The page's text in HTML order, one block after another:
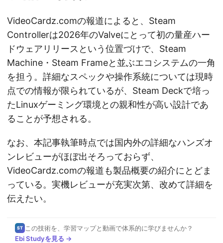
VideoCardz.comの報道によると、Steam
Controllerは2026年のValveにとって初の量産ハー
ドウェアリリースという位置づけで、Steam
Machine・Steam Frameと並ぶエコシステムの一角
を担う。詳細なスペックや操作系統については現時
点での情報が限られているが、Steam Deckで培っ
たLinuxゲーミング環境との親和性が高い設計であ
ることが予想される。
なお、本記事執筆時点では国内外の詳細なハンズオ
ンレビューがほぼ出そろっておらず、
VideoCardz.comの報道も製品概要の紹介にとどま
っている。実機レビューが充実次第、改めて詳細を
伝えたい。
ST
この技術を、学習マップと動画で体系的に学びませんか？
Ebi Studyを見る →